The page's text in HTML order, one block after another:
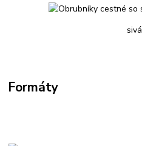
sivá
Formáty